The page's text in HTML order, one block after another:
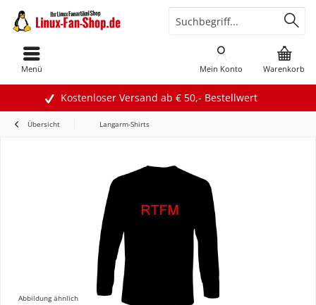
Kostenloser Versand ab € 50,- Bestellwert
Warenkorb
Mein Konto
Menü
Übersicht Langarm-Shirts
Abbildung ähnlich